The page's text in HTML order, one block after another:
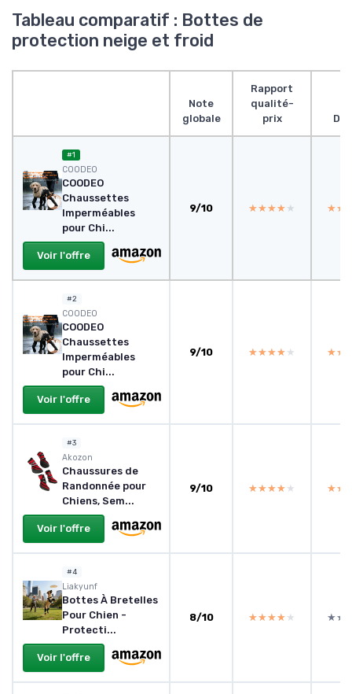
Tableau comparatif : Bottes de
protection neige et froid
Note
globale
Rapport
qualité-
prix
#1
COODEO
COODEO
Chaussettes
Imperméables
pour Chi...
Voir l'offre
9/10 ★★★★★
★★★★★
#2
COODEO
COODEO
Chaussettes
Imperméables
pour Chi...
Voir l'offre
9/10 ★★★★★
★★★★★
#3
Akozon
Chaussures de
Randonnée pour
Chiens, Sem...
Voir l'offre
9/10 ★★★★★
★★★★★
#4
Liakyunf
Bottes À Bretelles
Pour Chien -
Protecti...
Voir l'offre
8/10 ★★★★★
★★★★★